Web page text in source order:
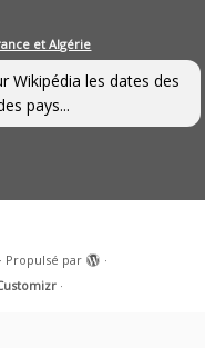
et Algérie
Wikipédia les dates des
pays...
Propulsé par
·
·